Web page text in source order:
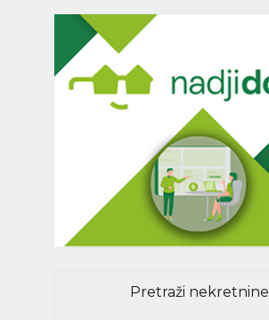
Pretraži nekretnine